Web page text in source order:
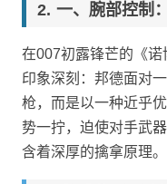
一、腕部控制
在007初露锋芒的《
印象深刻：邦德面对
枪，而是以一种近乎
势一拧，迫使对手武
含着深厚的擒拿原理。